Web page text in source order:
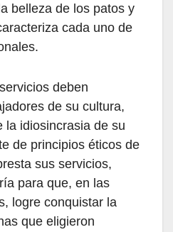
belleza de los patos y
cada uno de
deben
de su cultura,
la idiosincrasia de su
de principios éticos de
sus servicios,
para que, en las
logre conquistar la
que eligieron